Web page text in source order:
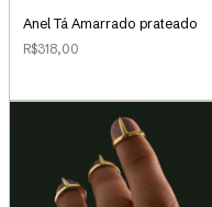
Anel Tá Amarrado prateado
R$318,00